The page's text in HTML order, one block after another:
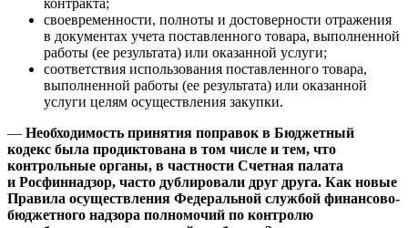
контракта;
своевременности, полноты и достоверности отражения
в документах учета поставленного товара, выполненной
работы (ее результата) или оказанной услуги;
соответствия использования поставленного товара,
выполненной работы (ее результата) или оказанной
услуги целям осуществления закупки.
— Необходимость принятия поправок в Бюджетный
кодекс была продиктована в том числе и тем, что
контрольные органы, в частности Счетная палата
и Росфиннадзор, часто дублировали друг друга. Как новые
Правила осуществления Федеральной службой финансово-
бюджетного надзора полномочий по контролю